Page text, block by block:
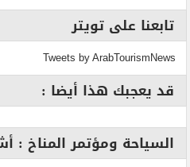
تابعنا على تويتر
Tweets by ArabTourismNews
قد يعجبك هذا أيضا :
السياحة ومؤتمر المناخ :